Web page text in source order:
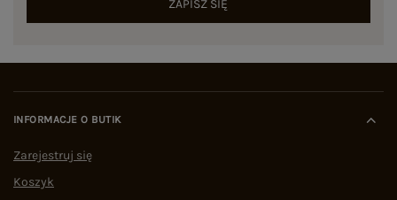
ZAPISZ SIĘ
INFORMACJE O BUTIK
Zarejestruj się
Koszyk